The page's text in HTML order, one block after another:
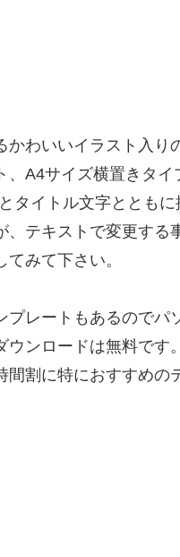
かわいいイラスト入
、A4サイズ横置きタ
タイトル文字ととも
、テキストで変更す
みて下さい。
プレートもあるので
ウンロードは無料で
割に特におすすめの